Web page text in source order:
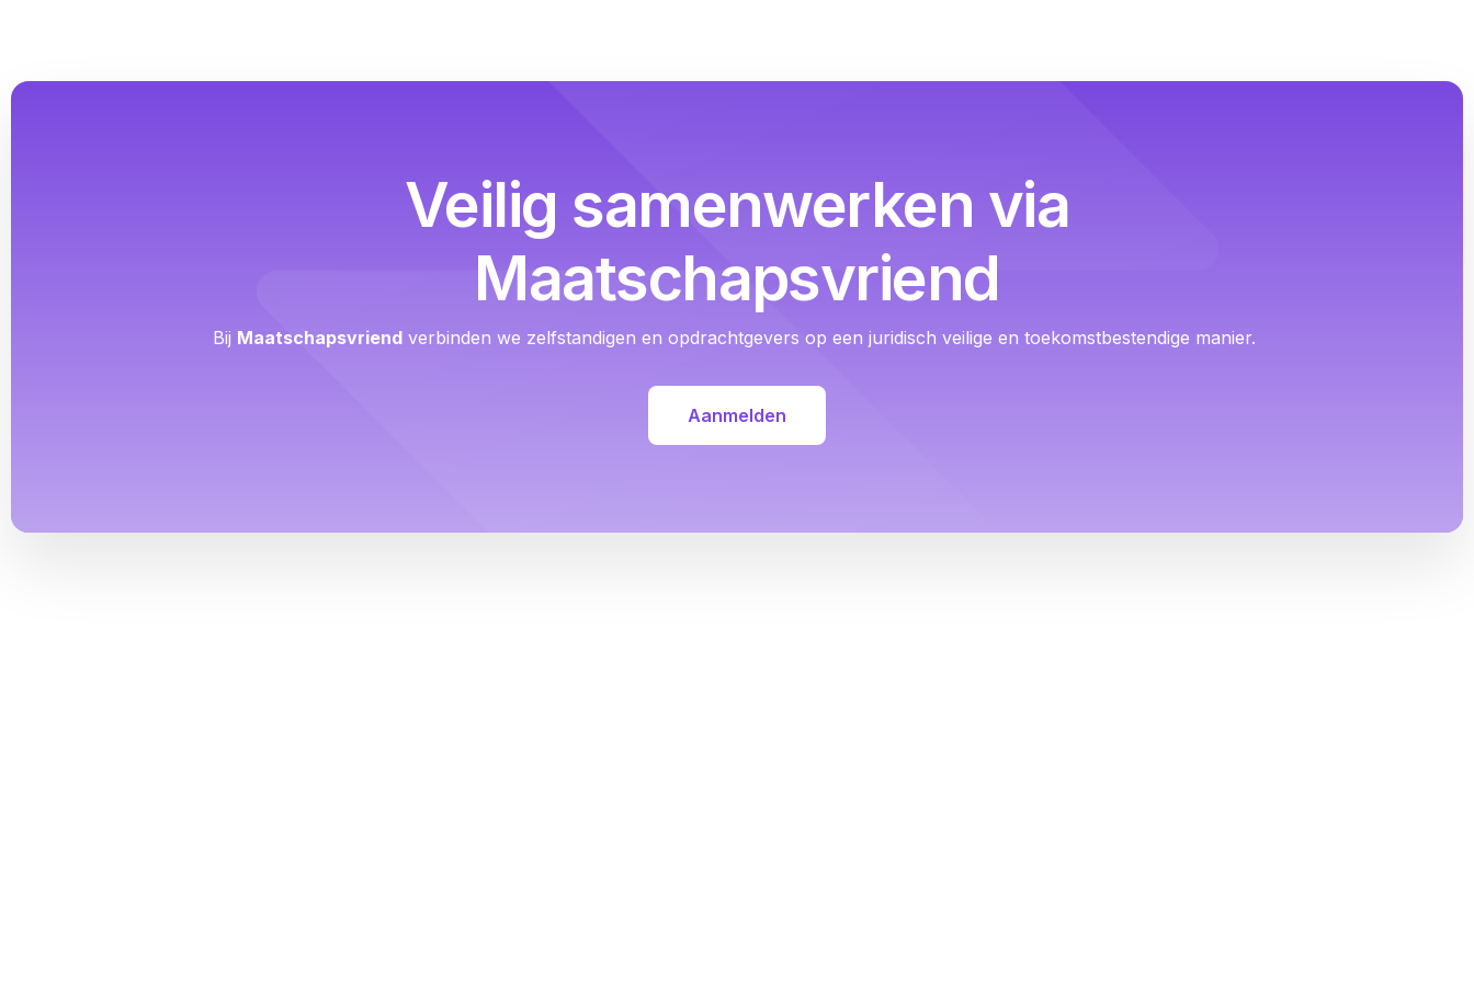
Veilig samenwerken via
Maatschapsvriend
Bij Maatschapsvriend verbinden we zelfstandigen en opdrachtgevers op een juridisch veilige en toekomstbestendige manier.
Aanmelden